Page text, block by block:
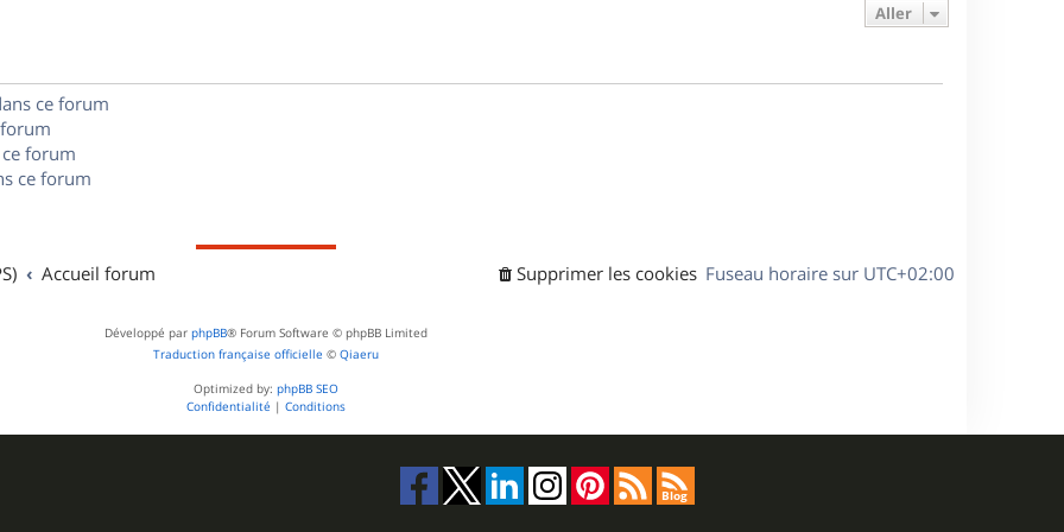
e
Aller
ce forum
forum
ce forum
Accueil forum Fuseau horaire sur UTC+02:00
Supprimer les cookies
Développé par phpBB® Forum Software © phpBB Limited
Traduction française officielle © Qiaeru
Optimized by: phpBB SEO
Confidentialité | Conditions